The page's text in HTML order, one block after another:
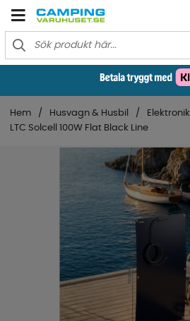
Hem Husvagn & Husbil Elektronik
LTC Solcell 100W Flat Black Line